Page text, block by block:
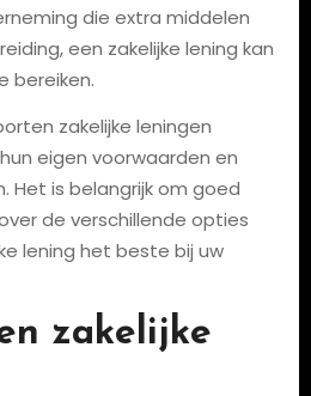
die extra middelen
een zakelijke lening kan
bereiken.
zakelijke leningen
eigen voorwaarden en
Het is belangrijk om goed
de verschillende opties
lening het beste bij uw
zakelijke